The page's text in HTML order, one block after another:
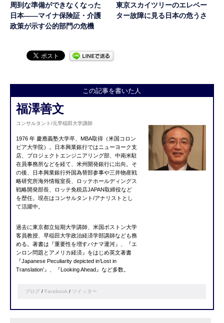
周到な準備ができなくなった
日本――マイナ保険証・介護
政策が示す公的部門の危機
東京スカイツリーのエレベー
ター故障に見る日本の危うさ
この記事を書いた人
福澤善文
コンサルタント/元早稲田大学講師
1976 年 慶應義塾大学卒、MBA取得（米国コロン
ビア大学院）。
日本興業銀行ではニューヨーク支
店、プロジェクトエンジニアリング部、中南米駐
在員事務所などを経て、米州開発銀行に出向。そ
の後、日本興業銀行外国為替部参事や三井物産戦
略研究所海外情報室長、ロッテホールディングス
戦略開発部長、ロッテ免税店JAPAN取締役など
を歴任。現在はコンサルタント/アナリストとし
て活躍中。
過去に東京都立短期大学講師、米国ボストン大学
客員教授、早稲田大学政治経済学部講師なども務
める。著書は 『重要性を増すパナマ運河』、『エ
ンロン問題とアメリカ経済』をはじめ英文著書
『Japanese Peculiarity depicted in‘Lost in
Translation’』、『Looking Ahead』など多数。
ブログ / Facebook / ツイッター